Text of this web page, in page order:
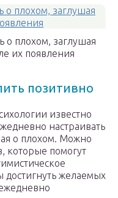
о плохом, заглушая
их появления
позитивно
известно
настраивать
о плохом. Можно
которые помогут
достигнуть желаемых